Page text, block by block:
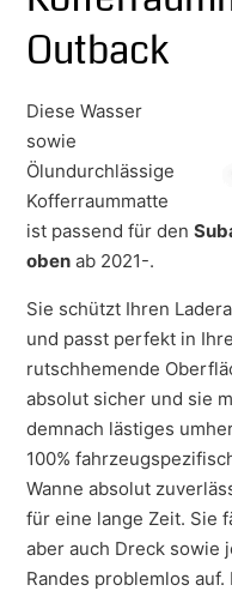
Outback
Diese Wasser
sowie
Ölundurchlässige
Kofferraummatte
ist passend für den
oben ab 2021-.
Sie schützt Ihren
und passt perfekt in
rutschhemende
absolut sicher und sie
demnach lästiges
100%
Wanne absolut
für eine lange Zeit. Sie
aber auch Dreck sowie
Randes problemlos